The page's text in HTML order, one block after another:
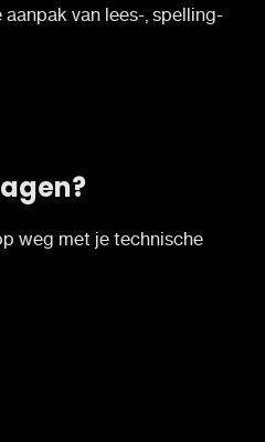
van lees-, spelling-
weg met je technische